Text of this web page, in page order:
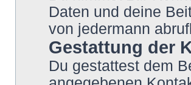
Daten und deine
von jedermann
Gestattung der
Du gestattest dem